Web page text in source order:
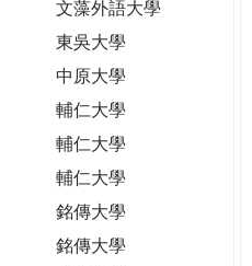
文藻外語大學
東吳大學
中原大學
輔仁大學
輔仁大學
輔仁大學
銘傳大學
銘傳大學